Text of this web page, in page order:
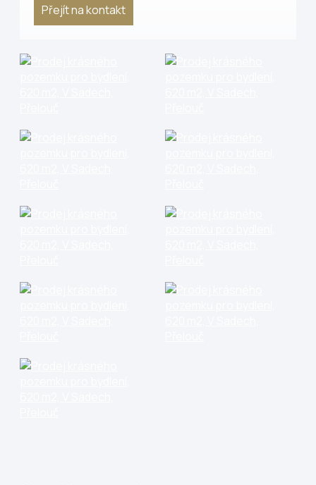
Přejít na kontakt